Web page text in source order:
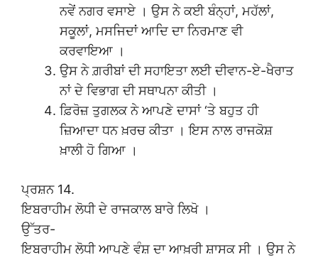
ਨਵੇਂ ਨਗਰ ਵਸਾਏ । ਉਸ ਨੇ ਕਈ ਬੰਨ੍ਹਾਂ, ਮਹੱਲਾਂ,
ਸਕੂਲਾਂ, ਮਸਜਿਦਾਂ ਆਦਿ ਦਾ ਨਿਰਮਾਣ ਵੀ
ਕਰਵਾਇਆ ।
ਉਸ ਨੇ ਗ਼ਰੀਬਾਂ ਦੀ ਸਹਾਇਤਾ ਲਈ ਦੀਵਾਨ-ਏ-ਖੈਰਾਤ
ਨਾਂ ਦੇ ਵਿਭਾਗ ਦੀ ਸਥਾਪਨਾ ਕੀਤੀ ।
ਫ਼ਿਰੋਜ਼ ਤੁਗਲਕ ਨੇ ਆਪਣੇ ਦਾਸਾਂ ‘ਤੇ ਬਹੁਤ ਹੀ
ਜ਼ਿਆਦਾ ਧਨ ਖ਼ਰਚ ਕੀਤਾ । ਇਸ ਨਾਲ ਰਾਜਕੋਸ਼
ਖ਼ਾਲੀ ਹੋ ਗਿਆ ।
ਪ੍ਰਸ਼ਨ 14.
ਇਬਰਾਹੀਮ ਲੋਧੀ ਦੇ ਰਾਜਕਾਲ ਬਾਰੇ ਲਿਖੋ ।
ਉੱਤਰ-
ਇਬਰਾਹੀਮ ਲੋਧੀ ਆਪਣੇ ਵੰਸ਼ ਦਾ ਆਖ਼ਰੀ ਸ਼ਾਸਕ ਸੀ । ਉਸ ਨੇ